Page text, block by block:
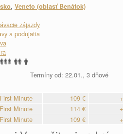
, Veneto (oblasť Benátok)
zájazdy
a podujatia
Termíny od: 22.01., 3 dňové
First Minute 109 €
First Minute 114 €
First Minute 109 €